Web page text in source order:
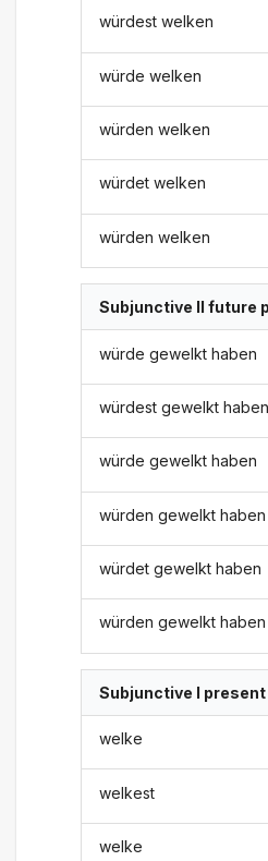
würdest welken
würde welken
würden welken
würdet welken
würden welken
Subjunctive II future
würde gewelkt haben
würdest gewelkt haben
würde gewelkt haben
würden gewelkt haben
würdet gewelkt haben
würden gewelkt haben
Subjunctive I
welke
welkest
welke